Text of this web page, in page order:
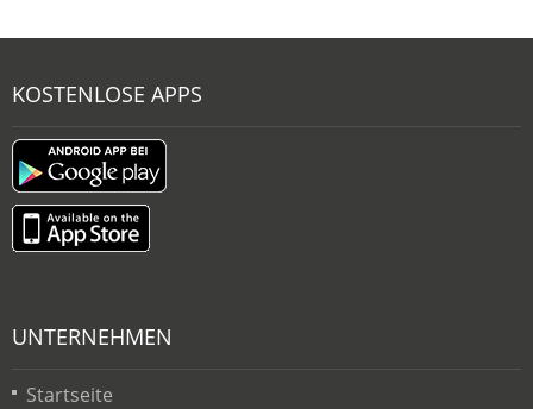
KOSTENLOSE APPS
UNTERNEHMEN
Startseite